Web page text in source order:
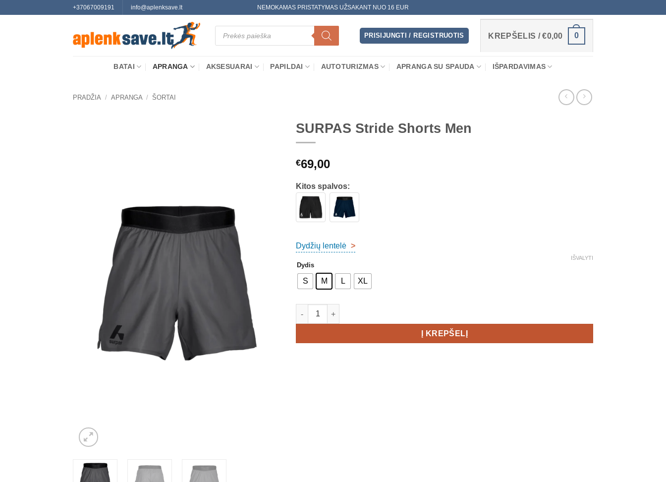
+37067009191 info@aplenksave.lt NEMOKAMAS PRISTATYMAS UŽSAKANT NUO 16 EUR
Products
search
PRISIJUNGTI / REGISTRUOTIS KREPŠELIS /€0,00 0
BATAI APRANGA AKSESUARAI PAPILDAI AUTOTURIZMAS APRANGA SU SPAUDA IŠPARDAVIMAS
PRADŽIA / APRANGA / ŠORTAI
SURPAS Stride Shorts Men
€69,00
Kitos spalvos:
Dydžių lentelė >
Dydis
S M L XL
IŠVALYTI
produkto kiekis: SURPAS Stride Shorts Men
Į KREPŠELĮ